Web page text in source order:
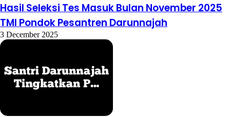
Hasil Seleksi Tes Masuk Bulan November 2025
TMI Pondok Pesantren Darunnajah
3 December 2025